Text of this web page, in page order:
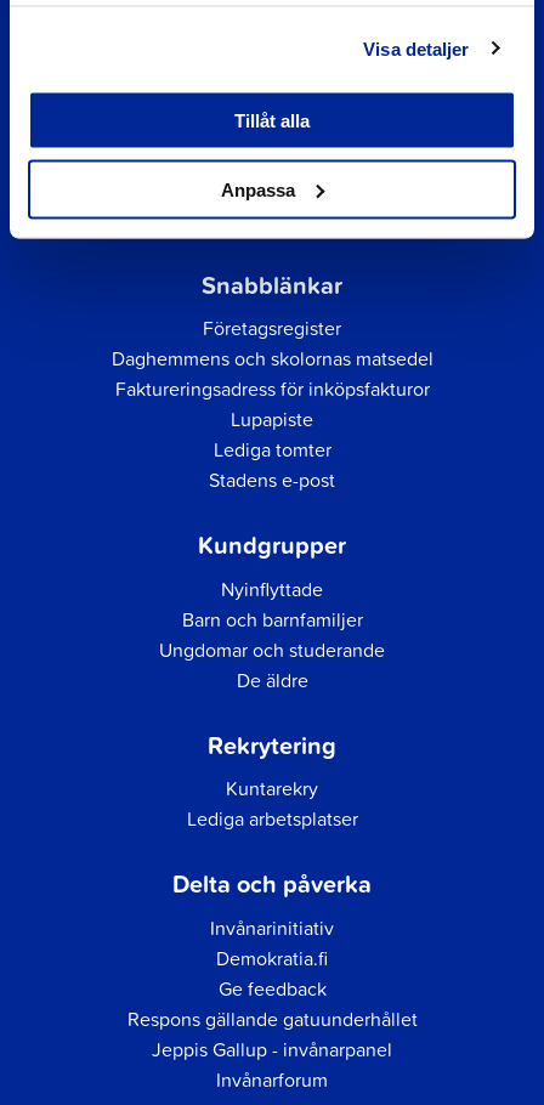
Visa detaljer
Tillåt alla
Anpassa
Snabblänkar
Företagsregister
Daghemmens och skolornas matsedel
Faktureringsadress för inköpsfakturor
Lupapiste
Lediga tomter
Stadens e-post
Kundgrupper
Nyinflyttade
Barn och barnfamiljer
Ungdomar och studerande
De äldre
Rekrytering
Kuntarekry
Lediga arbetsplatser
Delta och påverka
Invånarinitiativ
Demokratia.fi
Ge feedback
Respons gällande gatuunderhållet
Jeppis Gallup - invånarpanel
Invånarforum